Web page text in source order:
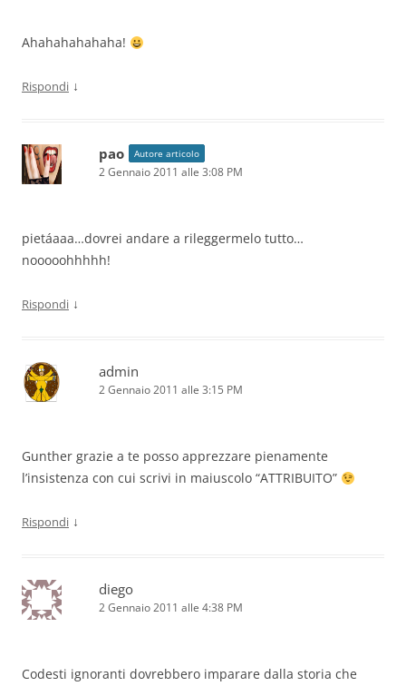
Ahahahahahaha!
Rispondi ↓
pao Autore articolo
2 Gennaio 2011 alle 3:08 PM
pietáaaa…dovrei andare a rileggermelo tutto…
nooooohhhhh!
Rispondi ↓
admin
2 Gennaio 2011 alle 3:15 PM
Gunther grazie a te posso apprezzare pienamente
l’insistenza con cui scrivi in maiuscolo “ATTRIBUITO”
Rispondi ↓
diego
2 Gennaio 2011 alle 4:38 PM
Codesti ignoranti dovrebbero imparare dalla storia che